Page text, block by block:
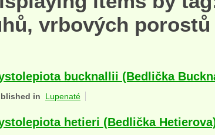
vrbových porostů
bucknallii (Bedlička
in Lupenaté
hetieri (Bedlička